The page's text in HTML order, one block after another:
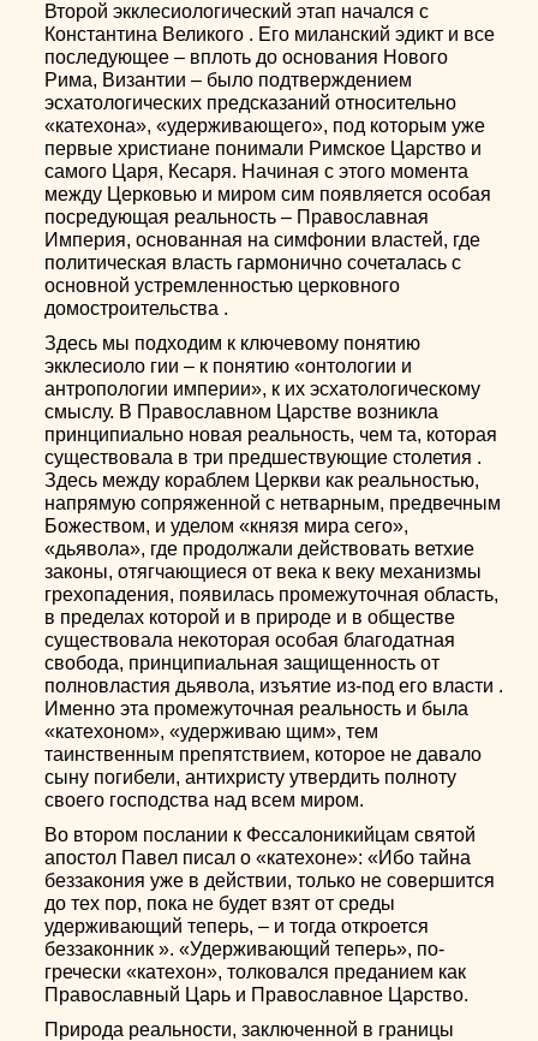
Второй экклесиологический этап начался с
Константина Великого . Его миланский эдикт и все
последующее – вплоть до основания Нового
Рима, Византии – было подтверждением
эсхатологических предсказаний относительно
«катехона», «удерживающего», под которым уже
первые христиане понимали Римское Царство и
самого Царя, Кесаря. Начиная с этого момента
между Церковью и миром сим появляется особая
посредующая реальность – Православная
Империя, основанная на симфонии властей, где
политическая власть гармонично сочеталась с
основной устремленностью церковного
домостроительства .
Здесь мы подходим к ключевому понятию
экклесиоло гии – к понятию «онтологии и
антропологии империи», к их эсхатологическому
смыслу. В Православном Царстве возникла
принципиально новая реальность, чем та, которая
существовала в три предшествующие столетия .
Здесь между кораблем Церкви как реальностью,
напрямую сопряженной с нетварным, предвечным
Божеством, и уделом «князя мира сего»,
«дьявола», где продолжали действовать ветхие
законы, отягчающиеся от века к веку механизмы
грехопадения, появилась промежуточная область,
в пределах которой и в природе и в обществе
существовала некоторая особая благодатная
свобода, принципиальная защищенность от
полновластия дьявола, изъятие из-под его власти .
Именно эта промежуточная реальность и была
«катехоном», «удерживаю щим», тем
таинственным препятствием, которое не давало
сыну погибели, антихристу утвердить полноту
своего господства над всем миром.
Во втором послании к Фессалоникийцам святой
апостол Павел писал о «катехоне»: «Ибо тайна
беззакония уже в действии, только не совершится
до тех пор, пока не будет взят от среды
удерживающий теперь, – и тогда откроется
беззаконник ». «Удерживающий теперь», по-
гречески «катехон», толковался преданием как
Православный Царь и Православное Царство.
Природа реальности, заключенной в границы